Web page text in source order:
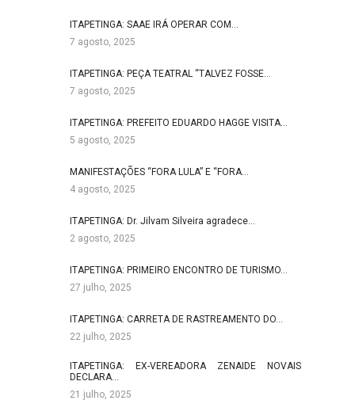
ITAPETINGA: SAAE IRÁ OPERAR COM…
7 agosto, 2025
ITAPETINGA: PEÇA TEATRAL “TALVEZ FOSSE…
7 agosto, 2025
ITAPETINGA: PREFEITO EDUARDO HAGGE VISITA…
5 agosto, 2025
MANIFESTAÇÕES “FORA LULA” E “FORA…
4 agosto, 2025
ITAPETINGA: Dr. Jilvam Silveira agradece…
2 agosto, 2025
ITAPETINGA: PRIMEIRO ENCONTRO DE TURISMO…
27 julho, 2025
ITAPETINGA: CARRETA DE RASTREAMENTO DO…
22 julho, 2025
ITAPETINGA: EX-VEREADORA ZENAIDE NOVAIS
DECLARA…
21 julho, 2025